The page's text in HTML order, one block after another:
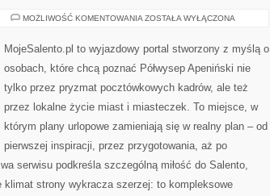
MOŻLIWOŚĆ KOMENTOWANIA TOSKANIA
ZOSTAŁA WYŁĄCZONA
MojeSalento.pl to wyjazdowy portal stworzony z myślą o
osobach, które chcą poznać Półwysep Apeniński nie
tylko przez pryzmat pocztówkowych kadrów, ale też
przez lokalne życie miast i miasteczek. To miejsce, w
którym plany urlopowe zamieniają się w realny plan – od
pierwszej inspiracji, przez przygotowania, aż po
serwisu podkreśla szczególną miłość do Salento,
klimat strony wykracza szerzej: to kompleksowe